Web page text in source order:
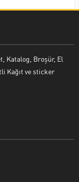
Katalog, Broşür, El
Kağıt ve sticker